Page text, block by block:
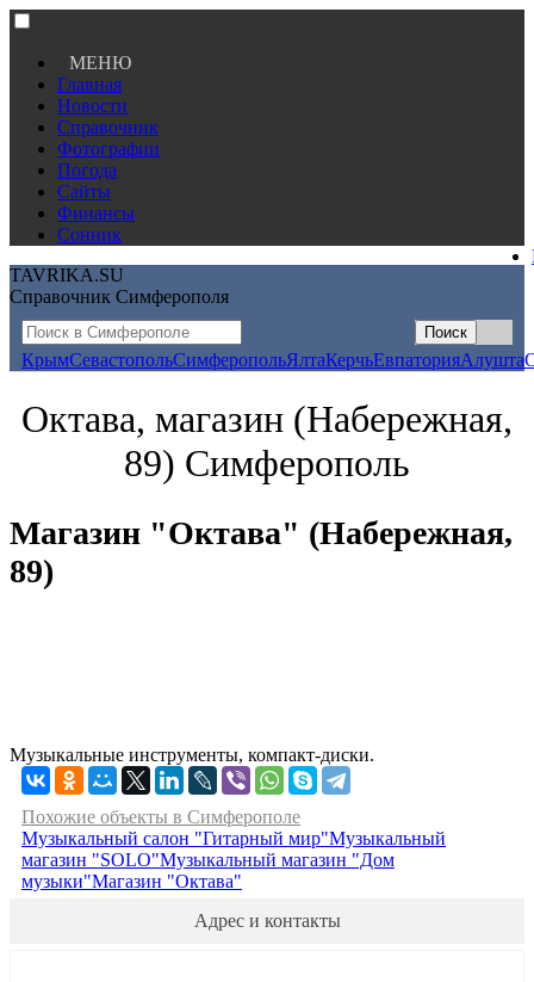
МЕНЮ
Главная
Новости
Справочник
Фотографии
Погода
Сайты
Финансы
Сонник
TAVRIKA.SU
Справочник Симферополя
КрымСевастопольСимферопольЯлтаКерчьЕвпаторияАлушта
Октава, магазин (Набережная,
89) Симферополь
Магазин "Октава" (Набережная,
89)
Музыкальные инструменты, компакт-диски.
Похожие объекты в Симферополе
Музыкальный салон "Гитарный мир"Музыкальный
магазин "SOLO"Музыкальный магазин "Дом
музыки"Магазин "Октава"
Адрес и контакты